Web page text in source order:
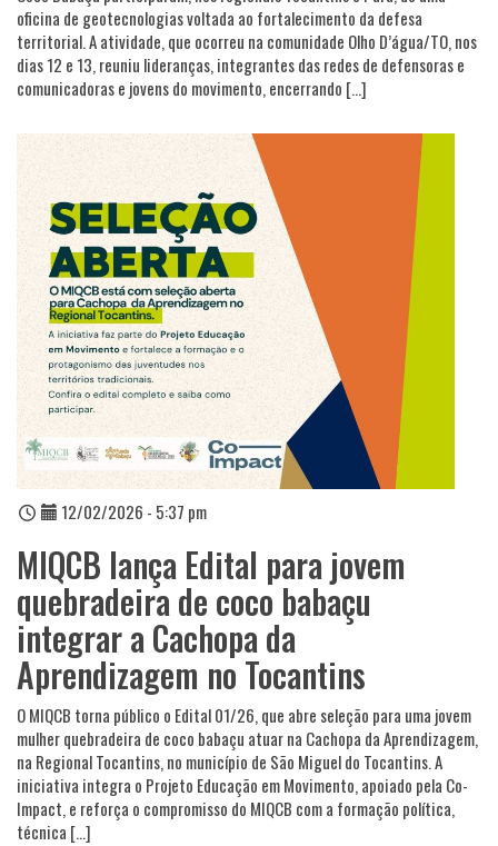
oficina de geotecnologias voltada ao fortalecimento da defesa
territorial. A atividade, que ocorreu na comunidade Olho D’água/TO, nos
dias 12 e 13, reuniu lideranças, integrantes das redes de defensoras e
comunicadoras e jovens do movimento, encerrando […]
12/02/2026 - 5:37 pm
MIQCB lança Edital para jovem
quebradeira de coco babaçu
integrar a Cachopa da
Aprendizagem no Tocantins
O MIQCB torna público o Edital 01/26, que abre seleção para uma jovem
mulher quebradeira de coco babaçu atuar na Cachopa da Aprendizagem,
na Regional Tocantins, no município de São Miguel do Tocantins. A
iniciativa integra o Projeto Educação em Movimento, apoiado pela Co-
Impact, e reforça o compromisso do MIQCB com a formação política,
técnica […]